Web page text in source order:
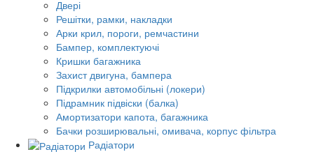
Двері
Решітки, рамки, накладки
Арки крил, пороги, ремчастини
Бампер, комплектуючі
Кришки багажника
Захист двигуна, бампера
Підкрилки автомобільні (локери)
Підрамник підвіски (балка)
Амортизатори капота, багажника
Бачки розширювальні, омивача, корпус фільтра
Радіатори